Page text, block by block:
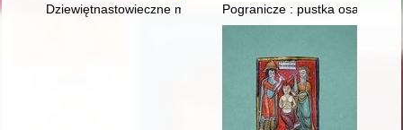
Dziewiętnastowieczne materiały gwarowe z obszaru Warmii,
Pogranicze : pustka osadnicza